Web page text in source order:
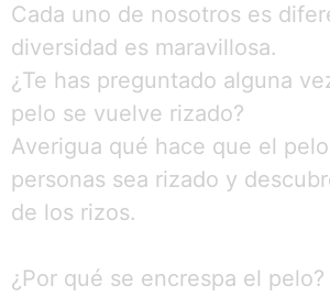
Cada uno de nosotros es
diversidad es maravillosa.
¿Te has preguntado alguna
pelo se vuelve rizado?
Averigua qué hace que el
personas sea rizado y
de los rizos.
¿Por qué se encrespa el pelo?